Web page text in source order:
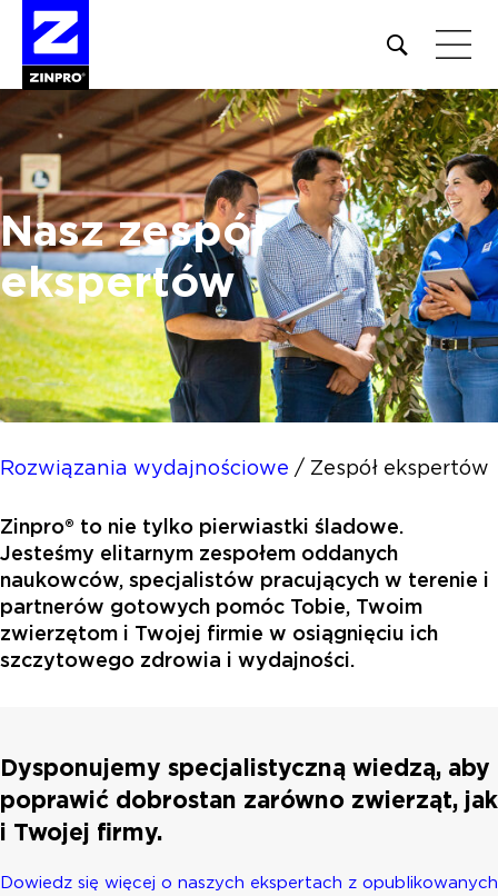
Open
site
search
form
Szukaj:
Nasz zespół
ekspertów
Rozwiązania wydajnościowe / Zespół ekspertów
Zinpro® to nie tylko pierwiastki śladowe.
Jesteśmy elitarnym zespołem oddanych
naukowców, specjalistów pracujących w terenie i
partnerów gotowych pomóc Tobie, Twoim
zwierzętom i Twojej firmie w osiągnięciu ich
szczytowego zdrowia i wydajności.
Dysponujemy specjalistyczną wiedzą, aby
poprawić dobrostan zarówno zwierząt, jak
i Twojej firmy.
Dowiedz się więcej o naszych ekspertach z opublikowanych